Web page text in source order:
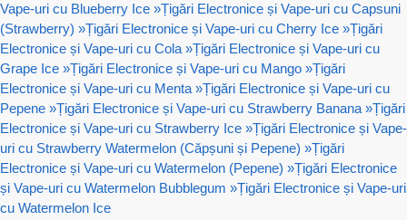
Vape-uri cu Blueberry Ice »Țigări Electronice și Vape-uri cu Capsuni
(Strawberry) »Țigări Electronice și Vape-uri cu Cherry Ice »Țigări
Electronice și Vape-uri cu Cola »Țigări Electronice și Vape-uri cu
Grape Ice »Țigări Electronice și Vape-uri cu Mango »Țigări
Electronice și Vape-uri cu Menta »Țigări Electronice și Vape-uri cu
Pepene »Țigări Electronice și Vape-uri cu Strawberry Banana »Țigări
Electronice și Vape-uri cu Strawberry Ice »Țigări Electronice și Vape-
uri cu Strawberry Watermelon (Căpșuni și Pepene) »Țigări
Electronice și Vape-uri cu Watermelon (Pepene) »Țigări Electronice
și Vape-uri cu Watermelon Bubblegum »Țigări Electronice și Vape-uri
cu Watermelon Ice